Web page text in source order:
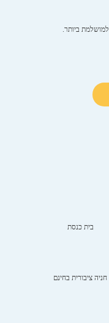
ביותר.
בית כנסת
חניה ציבורית בחינם